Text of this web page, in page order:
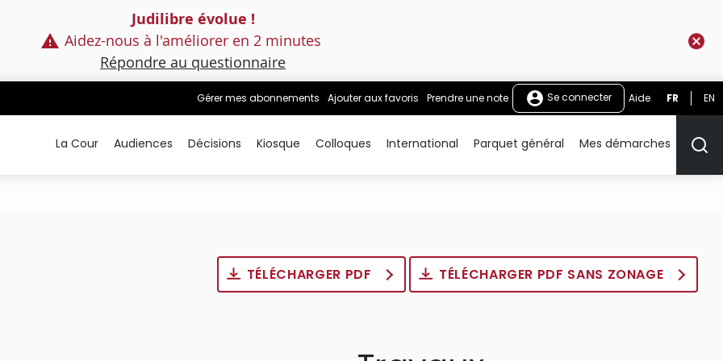
Judilibre évolue !
Aidez-nous à l'améliorer en 2 minutes
Répondre au questionnaire
Gérer mes abonnements Ajouter aux favoris Prendre une note Se connecter Aide FR EN
La Cour Audiences Décisions Kiosque Colloques International Parquet général Mes démarches
TÉLÉCHARGER PDF TÉLÉCHARGER PDF SANS ZONAGE